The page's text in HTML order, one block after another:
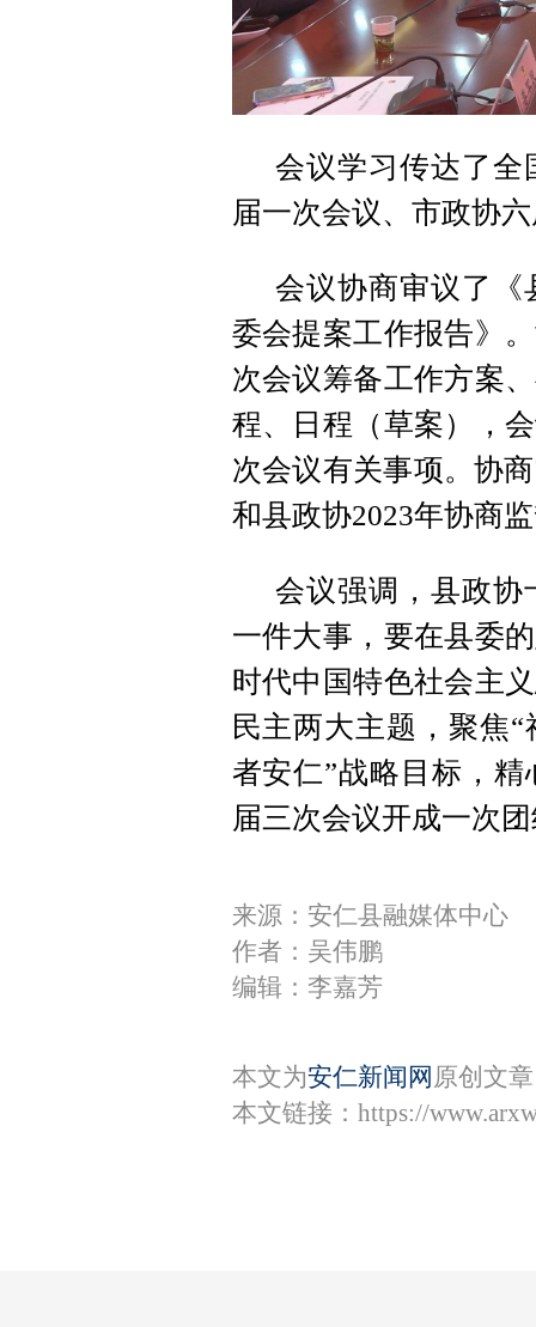
会议学习传达了全
届一次会议、市政协
会议协商审议了《
委会提案工作报告》
次会议筹备工作方案
程、日程（草案），
次会议有关事项。协
和县政协2023年协商
会议强调，县政协
一件大事，要在县委
时代中国特色社会主
民主两大主题，聚焦
者安仁”战略目标，
届三次会议开成一次
来源：安仁县融媒体中心
作者：吴伟鹏
编辑：李嘉芳
本文为安仁新闻网 原创文
本文链接： https://